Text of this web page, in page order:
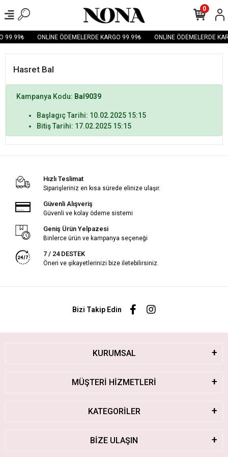
99.99₺ ONLİNE ÖDEMELERDE KARGO 99.99₺ ONLİNE ÖDEMELERDE
0
Hasret Bal
Kampanya Kodu: Bal9039
Başlagıç Tarihi: 10.02.2025 15:15
Bitiş Tarihi: 17.02.2025 15:15
Hızlı Teslimat
Siparişleriniz en kısa sürede elinize ulaşır.
Güvenli Alışveriş
Güvenli ve kolay ödeme sistemi
Geniş Ürün Yelpazesi
Binlerce ürün ve kampanya seçeneği
7 / 24 DESTEK
Öneri ve şikayetlerinizi bize iletebilirsiniz.
Bizi Takip Edin
KURUMSAL
MÜŞTERİ HİZMETLERİ
KATEGORİLER
BİZE ULAŞIN